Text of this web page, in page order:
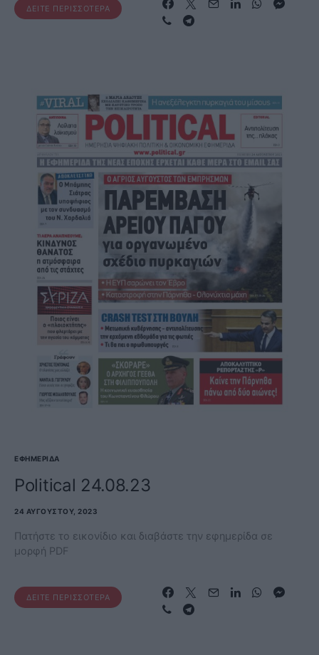
ΔΕΊΤΕ ΠΕΡΙΣΣΌΤΕΡΑ
ΕΦΗΜΕΡΊΔΑ
Political 24.08.23
24 ΑΥΓΟΎΣΤΟΥ, 2023
Πατήστε το εικονίδιο και διαβάστε την εφημερίδα σε
μορφή PDF
ΔΕΊΤΕ ΠΕΡΙΣΣΌΤΕΡΑ